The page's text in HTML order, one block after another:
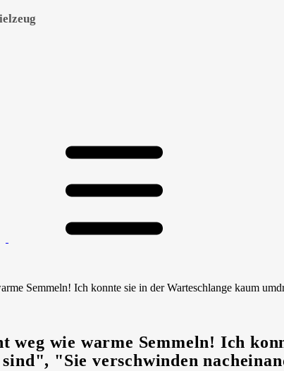
Semmeln! Ich konnte sie in der Warteschlange kaum
weg wie warme Semmeln! Ich
"Sie verschwinden